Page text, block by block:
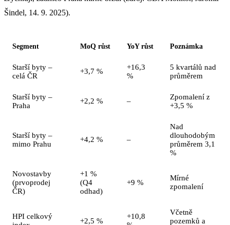
Šindel, 14. 9. 2025).
Segment MoQ růst YoY růst Poznámka
Starší byty –
celá ČR
+3,7 %
+16,3
%
5 kvartálů nad
průměrem
Starší byty –
Praha
+2,2 % –
Zpomalení z
+3,5 %
Starší byty –
mimo Prahu
+4,2 % –
Nad
dlouhodobým
průměrem 3,1
%
Novostavby
(prvoprodej
ČR)
+1 %
(Q4
odhad)
+9 %
Mírné
zpomalení
HPI celkový
+2,5 %
+10,8
Včetně
pozemků a